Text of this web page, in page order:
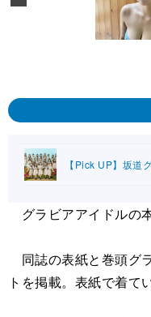
【Pick UP】坂道
グラビアアイドルの
同誌の表紙と巻頭グ
トを掲載。表紙で着て